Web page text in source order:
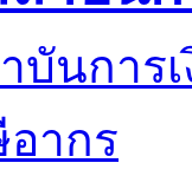
ากร